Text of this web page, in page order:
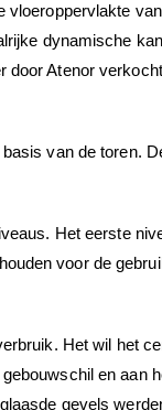
dynamische
Atenor
van de toren.
Het eerste
voor de
Het wil het
en aan
gevels